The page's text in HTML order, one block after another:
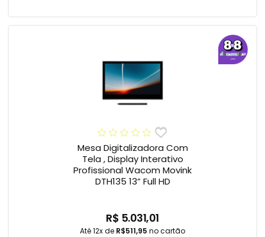
Mesa Digitalizadora Com
Tela , Display Interativo
Profissional Wacom Movink
DTH135 13” Full HD
R$ 5.031,01
Até 12x de R$511,95 no cartão